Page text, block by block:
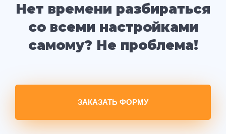
Нет времени разбираться
со всеми настройками
самому? Не проблема!
ЗАКАЗАТЬ ФОРМУ